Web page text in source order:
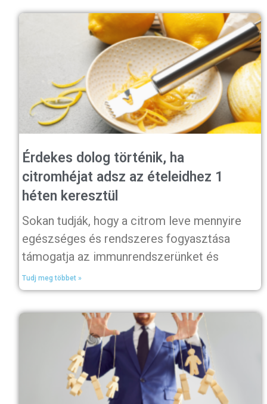
Érdekes dolog történik, ha
citromhéjat adsz az ételeidhez 1
héten keresztül
Sokan tudják, hogy a citrom leve mennyire
egészséges és rendszeres fogyasztása
támogatja az immunrendszerünket és
Tudj meg többet »